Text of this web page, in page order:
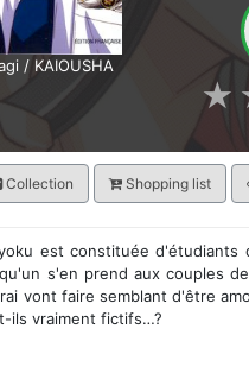
/ KAIOUSHA
★
Collection Shopping list
est constituée
s'en prend aux couples
vont faire semblant d'être
ils vraiment fictifs…?